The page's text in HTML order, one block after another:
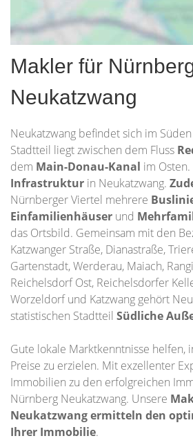
Makler für
Neukatzwang
Neukatzwang befindet sich im
Stadtteil liegt zwischen dem Fluss
dem Main-Donau-Kanal im
Infrastruktur in Neukatzwang.
Nürnberger Viertel mehrere
Einfamilienhäuser und
das Ortsbild. Gemeinsam mit den
Katzwanger Straße, Dianastraße,
Gartenstadt, Werderau, Maiach,
Reichelsdorf Ost, Reichelsdorfer
Worzeldorf und Katzwang gehört
statistischen Stadtteil Südliche
Gute lokale Marktkenntnisse helfen,
Preise zu erzielen. Mit exzellenter
Immobilien zu den erfolgreichen
Nürnberg Neukatzwang. Unsere
Neukatzwang ermitteln den
Ihrer Immobilie.